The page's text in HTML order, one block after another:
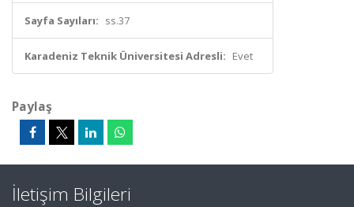
Sayfa Sayıları: ss.37
Karadeniz Teknik Üniversitesi Adresli: Evet
Paylaş
İletişim Bilgileri